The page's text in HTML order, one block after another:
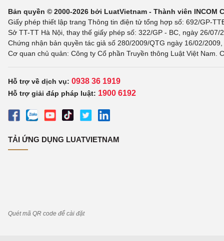
Bản quyền © 2000-2026 bởi LuatVietnam - Thành viên INCOM
Giấy phép thiết lập trang Thông tin điện tử tổng hợp số: 692/GP-
Sở TT-TT Hà Nội, thay thế giấy phép số: 322/GP - BC, ngày 26/
Chứng nhận bản quyền tác giả số 280/2009/QTG ngày 16/02/
Cơ quan chủ quản: Công ty Cổ phần Truyền thông Luật Việt Nam.
Hỗ trợ về dịch vụ: 0938 36 1919
Hỗ trợ giải đáp pháp luật: 1900 6192
TẢI ỨNG DỤNG LUATVIETNAM
Quét mã QR code để cài đặt